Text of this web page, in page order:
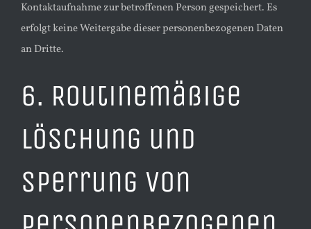
Kontaktaufnahme zur betroffenen Person gespeichert. Es
erfolgt keine Weitergabe dieser personenbezogenen Daten
an Dritte.
6. Routinemäßige
Löschung und
Sperrung von